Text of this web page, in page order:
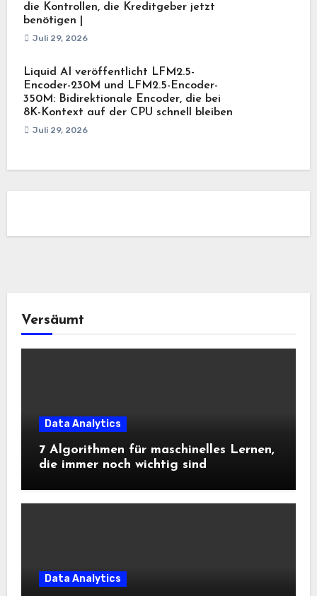
die Kontrollen, die Kreditgeber jetzt
benötigen |
Juli 29, 2026
Liquid AI veröffentlicht LFM2.5-
Encoder-230M und LFM2.5-Encoder-
350M: Bidirektionale Encoder, die bei
8K-Kontext auf der CPU schnell bleiben
Juli 29, 2026
Versäumt
Data Analytics
7 Algorithmen für maschinelles Lernen,
die immer noch wichtig sind
Data Analytics